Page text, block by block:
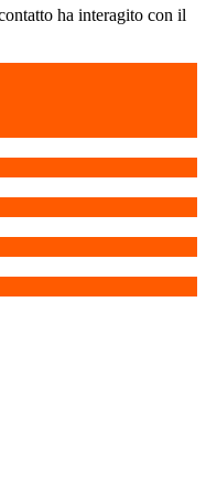
ha interagito con il